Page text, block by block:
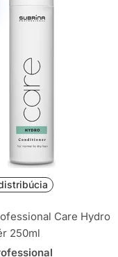
Care Hydro
250ml